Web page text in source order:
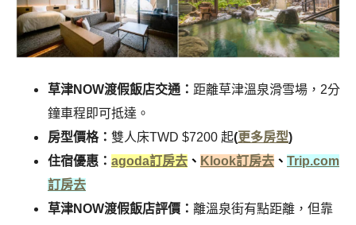
草津NOW渡假飯店交通： 距離草津溫泉滑雪場，2分
鐘車程即可抵達。
房型價格： 雙人床TWD $7200 起(更多房型)
住宿優惠： agoda訂房去 、 Klook訂房去 、 Trip.com
訂房去
草津NOW渡假飯店評價： 離溫泉街有點距離，但靠